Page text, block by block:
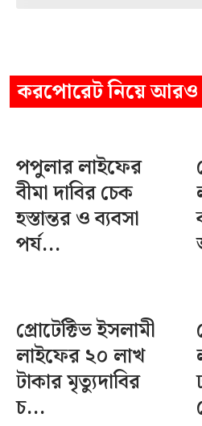
করপোরেটনিয়ে
পপুলার লাইফের
বীমা দাবির চেক
হস্তান্তর ও ব্যবসা
পর্য...
প্রোটেক্টিভ ইসলামী
লাইফের ২০ লাখ
টাকার মৃত্যুদাবির
চ...